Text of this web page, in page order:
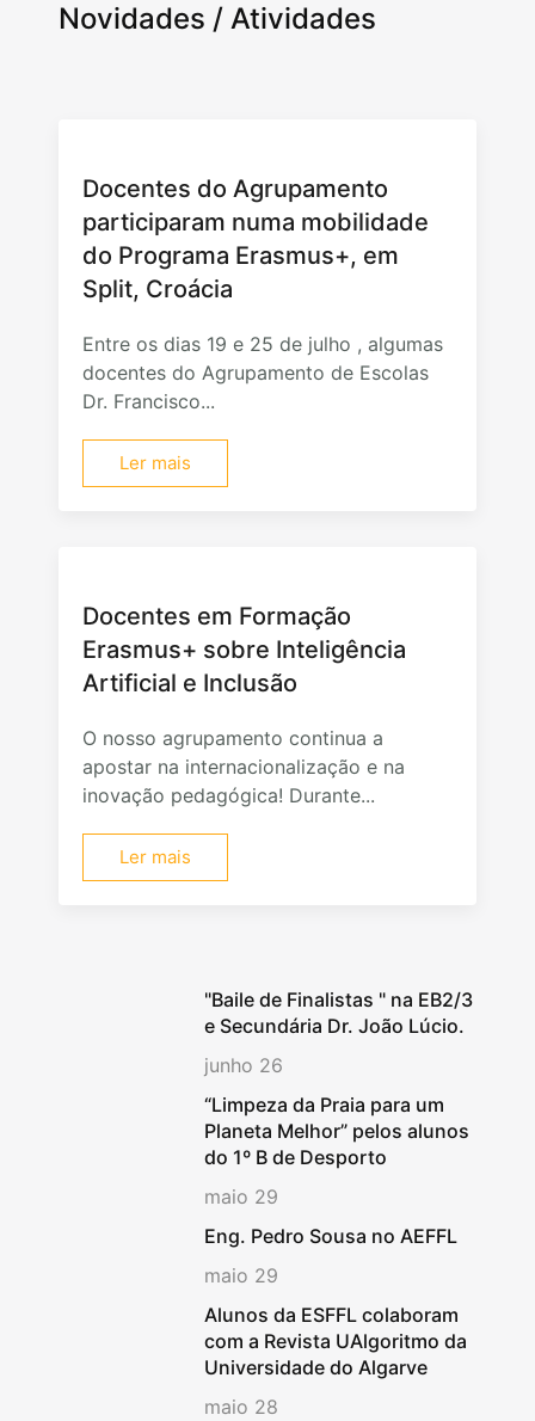
Novidades / Atividades
Docentes do Agrupamento
participaram numa mobilidade
do Programa Erasmus+, em
Split, Croácia
Entre os dias 19 e 25 de julho , algumas
docentes do Agrupamento de Escolas
Dr. Francisco...
Ler mais
Docentes em Formação
Erasmus+ sobre Inteligência
Artificial e Inclusão
O nosso agrupamento continua a
apostar na internacionalização e na
inovação pedagógica! Durante...
Ler mais
"Baile de Finalistas " na EB2/3
e Secundária Dr. João Lúcio.
junho 26
“Limpeza da Praia para um
Planeta Melhor” pelos alunos
do 1º B de Desporto
maio 29
Eng. Pedro Sousa no AEFFL
maio 29
Alunos da ESFFL colaboram
com a Revista UAlgoritmo da
Universidade do Algarve
maio 28